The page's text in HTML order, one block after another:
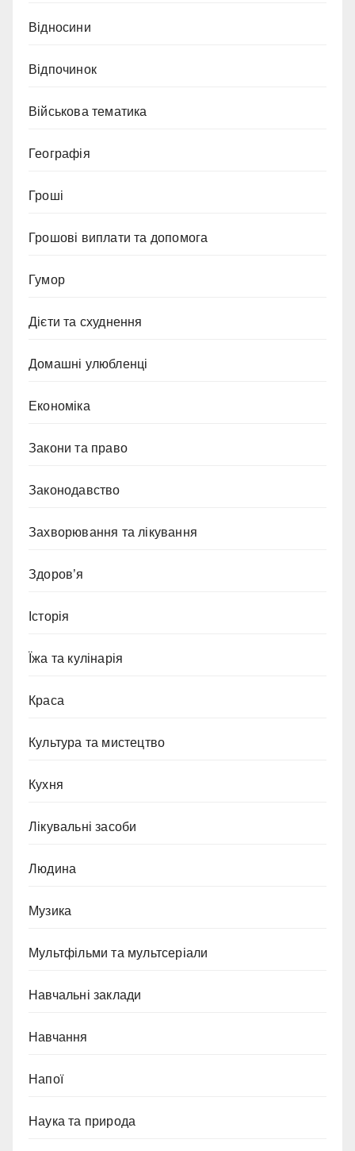
Відносини
Відпочинок
Військова тематика
Географія
Гроші
Грошові виплати та допомога
Гумор
Дієти та схуднення
Домашні улюбленці
Економіка
Закони та право
Законодавство
Захворювання та лікування
Здоров’я
Історія
Їжа та кулінарія
Краса
Культура та мистецтво
Кухня
Лікувальні засоби
Людина
Музика
Мультфільми та мультсеріали
Навчальні заклади
Навчання
Напої
Наука та природа